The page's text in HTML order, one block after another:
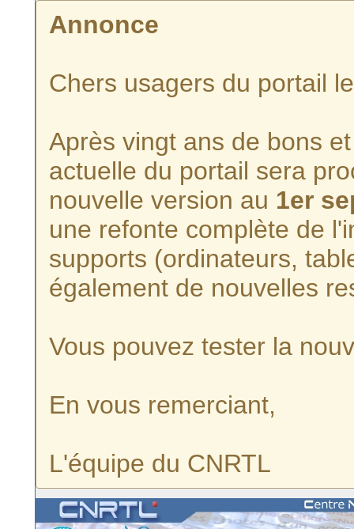
Annonce
Chers usagers du portail
Après vingt ans de bons
actuelle du portail sera
nouvelle version au 1er
une refonte complète de
supports (ordinateurs,
également de nouvelles
Vous pouvez tester la
En vous remerciant,
L'équipe du CNRTL